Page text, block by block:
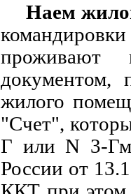
Наем
проживают
документом,
жилого
"Счет",
Г или N 3-
России от